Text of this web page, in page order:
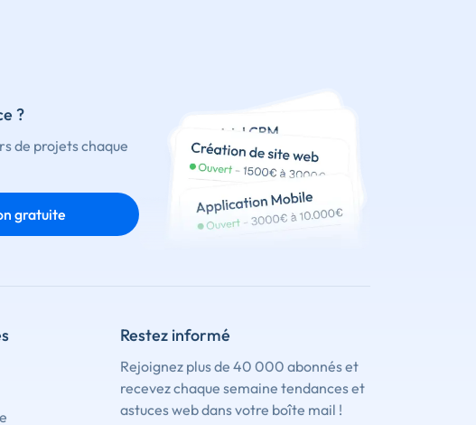
?
de projets chaque
gratuite
Restez informé
Rejoignez plus de 40 000 abonnés et
recevez chaque semaine tendances et
astuces web dans votre boîte mail !